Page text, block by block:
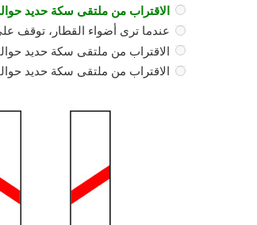
الاقتراب من ملتقى سكة حديد حوالي 100م قبل
عندما ترى أضواء القطار، توقف على مسافة 6م
الاقتراب من ملتقى سكة حديد حوالي 170م قبل
الاقتراب من ملتقى سكة حديد حوالي 250م قبل